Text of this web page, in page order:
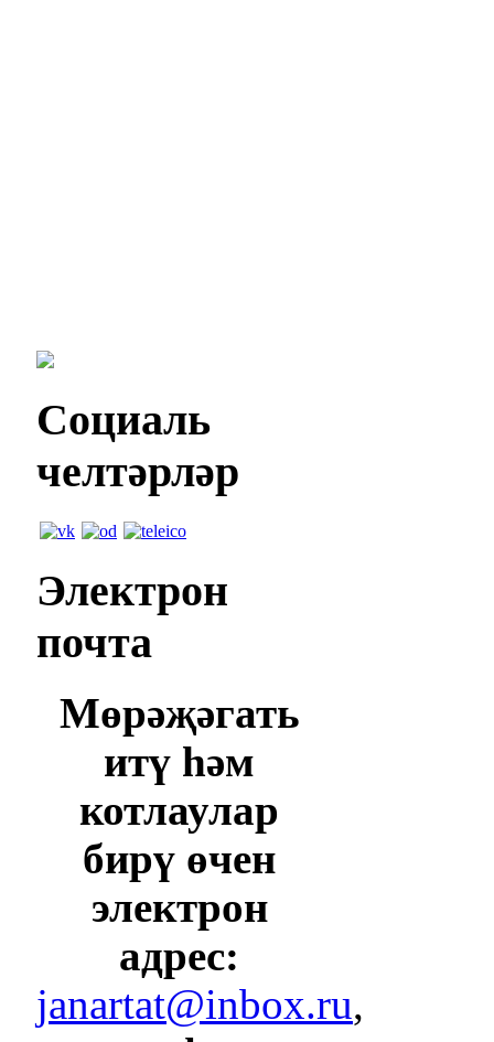
Социаль
челтәрләр
Электрон
почта
Мөрәҗәгать
итү һәм
котлаулар
бирү өчен
электрон
адрес:
janartat@inbox.ru,